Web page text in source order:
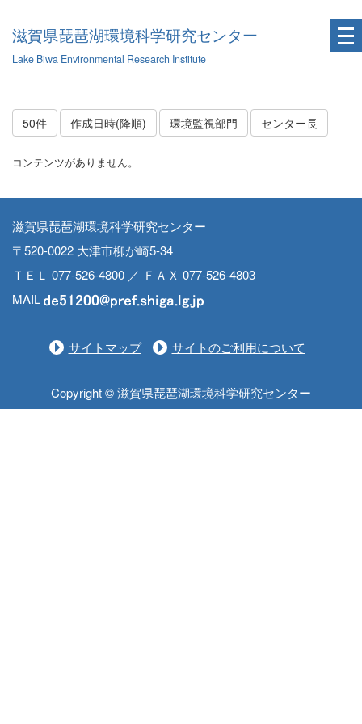
滋賀県琵琶湖環境科学研究センター
Lake Biwa Environmental Research Institute
50件 作成日時(降順) 環境監視部門 センター長
コンテンツがありません。
滋賀県琵琶湖環境科学研究センター
〒520-0022 大津市柳が崎5-34
ＴＥＬ 077-526-4800 ／ ＦＡＸ 077-526-4803
MAIL
サイトマップ サイトのご利用について
Copyright © 滋賀県琵琶湖環境科学研究センター